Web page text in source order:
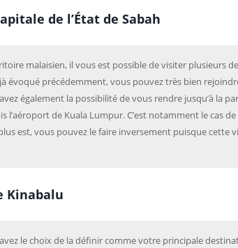
de l’État de Sabah
malaisien, il vous est possible de visiter plusieurs
évoqué précédemment, vous pouvez très bien
également la possibilité de vous rendre jusqu’à la
l’aéroport de Kuala Lumpur. C’est notamment le cas
est, vous pouvez le faire inversement puisque cette
Kinabalu
le choix de la définir comme votre principale